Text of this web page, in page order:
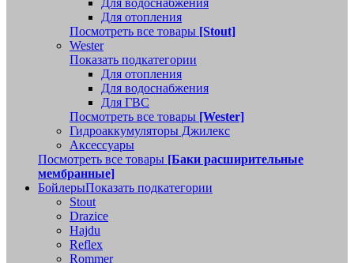
Для водоснабжения
Для отопления
Посмотреть все товары [Stout]
Wester
Показать подкатегории
Для отопления
Для водоснабжения
Для ГВС
Посмотреть все товары [Wester]
Гидроаккумуляторы Джилекс
Аксессуары
Посмотреть все товары [Баки расширительные
мембранные]
БойлерыПоказать подкатегории
Stout
Drazice
Hajdu
Reflex
Rommer